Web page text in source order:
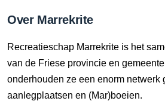
Over Marrekrite
Recreatieschap Marrekrite is het
van de Friese provincie en
onderhouden ze een enorm netwerk
aanlegplaatsen en (Mar)boeien.